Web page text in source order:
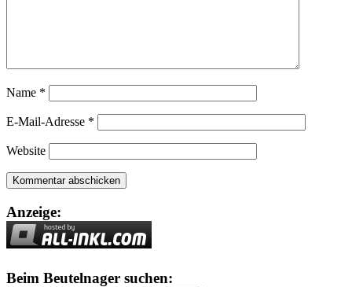
Name *
E-Mail-Adresse *
Website
Anzeige:
Beim Beutelnager suchen: